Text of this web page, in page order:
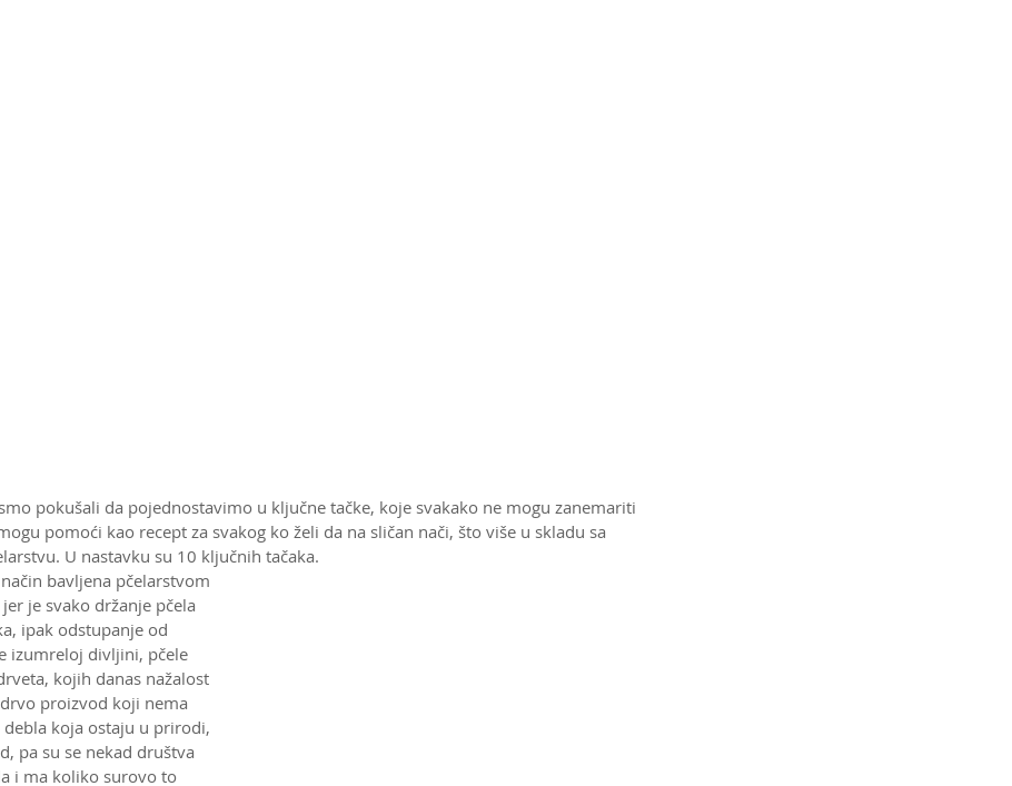
pokušali da pojednostavimo u ključne tačke, koje svakako ne mogu zanemariti
pomoći kao recept za svakog ko želi da na sličan nači, što više u skladu sa
U nastavku su 10 ključnih tačaka.
bavljena pčelarstvom
je svako držanje pčela
ipak odstupanje od
izumreloj divljini, pčele
kojih danas nažalost
proizvod koji nema
debla koja ostaju u prirodi,
pa su se nekad društva
i ma koliko surovo to